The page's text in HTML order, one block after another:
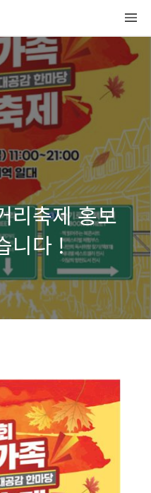
리축제 홍보
니다 !